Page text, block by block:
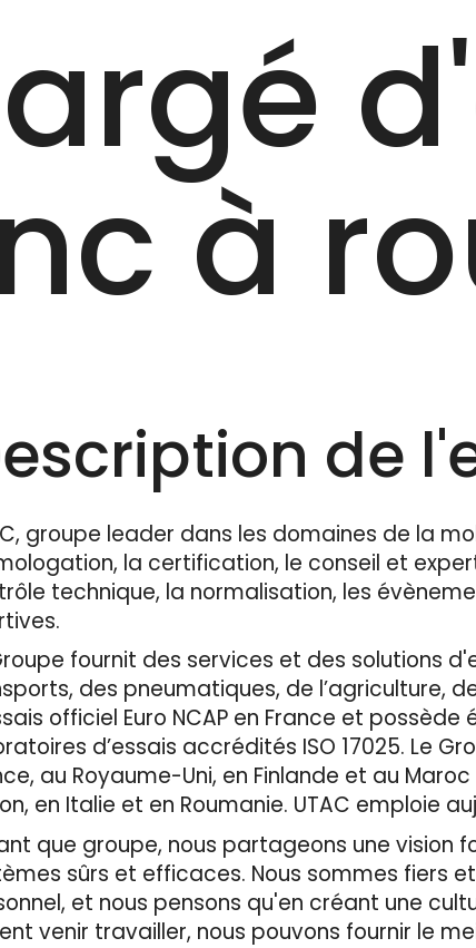
à
de
groupe leader dans les domaines de la
la certification, le conseil et
technique, la normalisation, les
fournit des services et des solutions
des pneumatiques, de l’agriculture,
officiel Euro NCAP en France et
d’essais accrédités ISO 17025. Le
au Royaume-Uni, en Finlande et au
en Italie et en Roumanie. UTAC emploie
que groupe, nous partageons une vision
sûrs et efficaces. Nous sommes fiers
et nous pensons qu'en créant une
venir travailler, nous pouvons fournir le